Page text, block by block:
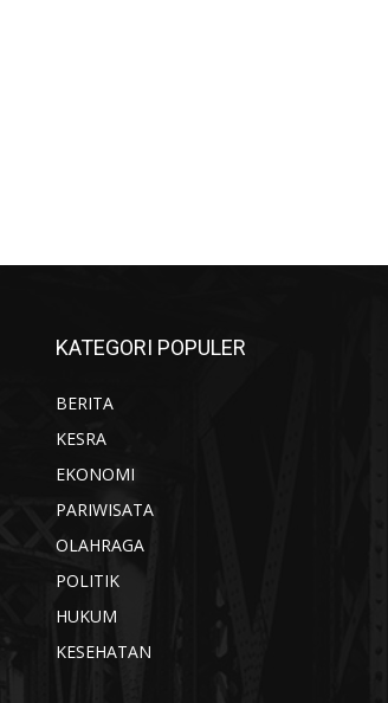
KATEGORI POPULER
BERITA
KESRA
EKONOMI
PARIWISATA
OLAHRAGA
POLITIK
HUKUM
KESEHATAN